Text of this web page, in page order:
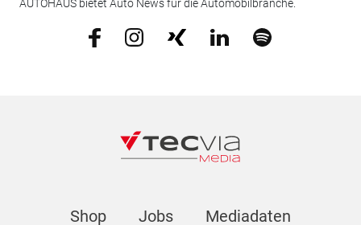
AUTOHAUS bietet Auto News für die Automobilbranche.
Shop Jobs Mediadaten